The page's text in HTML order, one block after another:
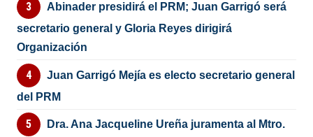
Abinader presidirá el PRM; Juan Garrigó será
secretario general y Gloria Reyes dirigirá
Organización
Juan Garrigó Mejía es electo secretario general
del PRM
Dra. Ana Jacqueline Ureña juramenta al Mtro.